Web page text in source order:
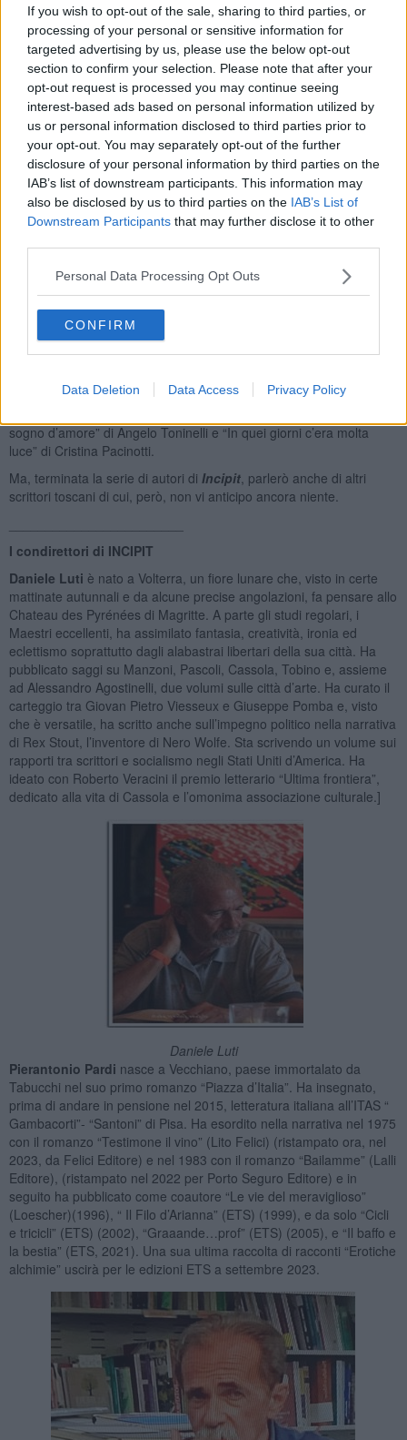
If you wish to opt-out of the sale, sharing to third parties, or
processing of your personal or sensitive information for
targeted advertising by us, please use the below opt-out
section to confirm your selection. Please note that after your
opt-out request is processed you may continue seeing
interest-based ads based on personal information utilized by
us or personal information disclosed to third parties prior to
your opt-out. You may separately opt-out of the further
disclosure of your personal information by third parties on the
IAB’s list of downstream participants. This information may
also be disclosed by us to third parties on the IAB’s List of
Downstream Participants that may further disclose it to other
Personal Data Processing Opt Outs
CONFIRM
Data Deletion Data Access Privacy Policy
nuovi profili e romanzi sul blog, ma adesso è giunto il momento di
presentare altri autori, presenti appunto nella collanaIncipit.
Rimanendo fedele alla “toscanità” del progetto, proporrò profili e
opere di autori toscani o, quantomeno, naturalizzati toscani. Non
abbiamo mai fatto distinzioni, Daniele ed io tra autori noti e autori
ignoti. Spesso, infatti, la notorietà è legata più a campagne
pubblicitarie e/o televisive o a certe sfumature di gossip che non a
un talento vero e proprio; quello che abbiamo sempre cercato nelle
opere di narrativa sono stati la qualità, l’originalità e lo stile. E non ci
siamo neppure troppo addentrati sullavexata quaestiotra
“Letteratura” e “Letterarietà”, perché oramai lo tsunami editoriale di
questi ultimi anni ha completamente stravolto questa effimera
nel dimenticatoio. E’ quindi il mercato che decide il destino e il
successo di un libro. In tutti questi anni adIncipitsono pervenuti e
continuano ad arrivare centinaia di manoscritti e la selezione è
stata, è, e sarà durissima, ma rimarremo fedeli, nelle scelte che
andremo a fare, ai criteri prima elencati.
autori e romanzi diIncipit
, iniziando dai primi tre che saranno:
sogno d’amore” di Angelo Toninelli e “In quei giorni c’era molta
luce” di Cristina Pacinotti.
Ma, terminata la serie di autori di Incipit, parlerò anche di altri
scrittori toscani di cui, però, non vi anticipo ancora niente.
I condirettori di INCIPIT
Daniele Luti è nato a Volterra, un fiore lunare che, visto in certe
mattinate autunnali e da alcune precise angolazioni, fa pensare allo
Chateau des Pyrénées di Magritte. A parte gli studi regolari, i
Maestri eccellenti, ha assimilato fantasia, creatività, ironia ed
eclettismo soprattutto dagli alabastrai libertari della sua città. Ha
pubblicato saggi su Manzoni, Pascoli, Cassola, Tobino e, assieme
ad Alessandro Agostinelli, due volumi sulle città d’arte. Ha curato il
carteggio tra Giovan Pietro Viesseux e Giuseppe Pomba e, visto
che è versatile, ha scritto anche sull’impegno politico nella narrativa
di Rex Stout, l’inventore di Nero Wolfe. Sta scrivendo un volume sui
rapporti tra scrittori e socialismo negli Stati Uniti d’America. Ha
ideato con Roberto Veracini il premio letterario “Ultima frontiera”,
dedicato alla vita di Cassola e l’omonima associazione culturale.]
Daniele Luti
Pierantonio Pardi nasce a Vecchiano, paese immortalato da
Tabucchi nel suo primo romanzo “Piazza d’Italia”. Ha insegnato,
prima di andare in pensione nel 2015, letteratura italiana all’ITAS “
Gambacorti”- “Santoni” di Pisa. Ha esordito nella narrativa nel 1975
con il romanzo “Testimone il vino” (Lito Felici) (ristampato ora, nel
2023, da Felici Editore) e nel 1983 con il romanzo “Bailamme” (Lalli
Editore), (ristampato nel 2022 per Porto Seguro Editore) e in
seguito ha pubblicato come coautore “Le vie del meraviglioso”
(Loescher)(1996), “ Il Filo d’Arianna” (ETS) (1999), e da solo “Cicli
e tricicli” (ETS) (2002), “Graaande…prof” (ETS) (2005), e “Il baffo e
la bestia” (ETS, 2021). Una sua ultima raccolta di racconti “Erotiche
alchimie” uscirà per le edizioni ETS a settembre 2023.